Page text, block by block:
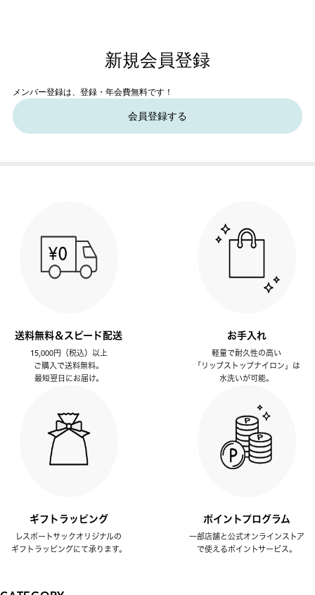
新規会員登録
メンバー登録は、登録・年会費無料です！
会員登録する
送料無料＆スピード配送
15,000円（税込）以上
ご購入で送料無料。
最短翌日にお届け。
お手入れ
軽量で耐久性の高い
「リップストップナイロン」は
水洗いが可能。
ギフトラッピング
レスポートサックオリジナルの
ギフトラッピングにて承ります。
ポイントプログラム
一部店舗と公式オンラインストア
で使えるポイントサービス。